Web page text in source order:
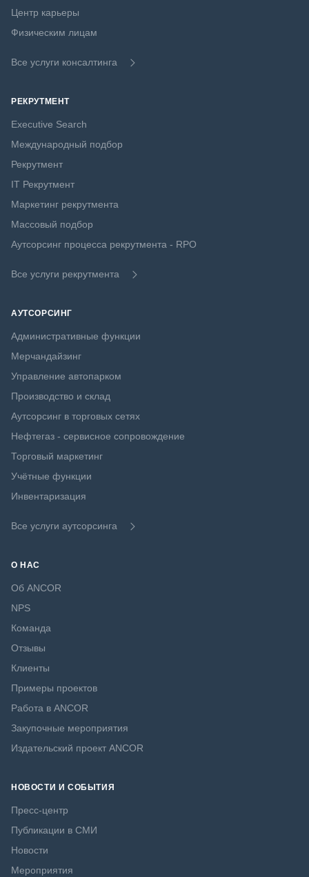
Центр карьеры
Физическим лицам
Все услуги консалтинга
РЕКРУТМЕНТ
Executive Search
Международный подбор
Рекрутмент
IT Рекрутмент
Маркетинг рекрутмента
Массовый подбор
Аутсорсинг процесса рекрутмента - RPO
Все услуги рекрутмента
АУТСОРСИНГ
Административные функции
Мерчандайзинг
Управление автопарком
Производство и склад
Аутсорсинг в торговых сетях
Нефтегаз - сервисное сопровождение
Торговый маркетинг
Учётные функции
Инвентаризация
Все услуги аутсорсинга
О НАС
Об ANCOR
NPS
Команда
Отзывы
Клиенты
Примеры проектов
Работа в ANCOR
Закупочные мероприятия
Издательский проект ANCOR
НОВОСТИ И СОБЫТИЯ
Пресс-центр
Публикации в СМИ
Новости
Мероприятия